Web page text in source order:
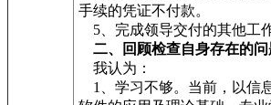
手续的凭证不付款。
5、完成领导交付的其他工作
二、回顾检查自身存在的问
我认为：
1、学习不够。当前，以信